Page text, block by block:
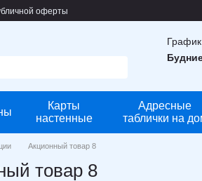
оферты
Карты
настенные
Адресные
таблички на
Акционный товар 8
товар 8